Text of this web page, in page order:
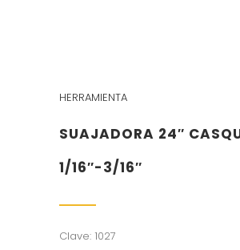
HERRAMIENTA
SUAJADORA 24″
1/16″-3/16″
Clave: 1027